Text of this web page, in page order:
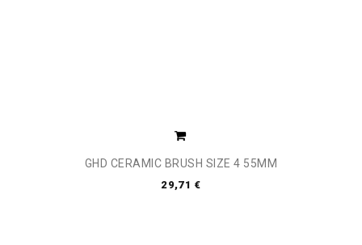
GHD CERAMIC BRUSH SIZE 4 55MM
29,71 €